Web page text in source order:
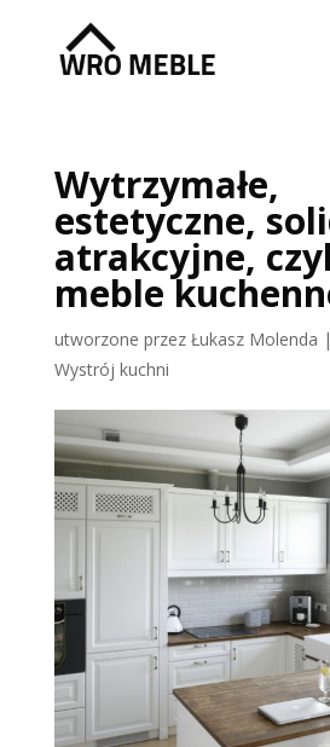
Wytrzymałe,
estetyczne,
atrakcyjne,
meble
utworzone przez Łukasz Molenda |
Wystrój kuchni